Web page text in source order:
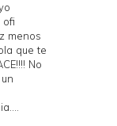
ofi
menos
que te
No